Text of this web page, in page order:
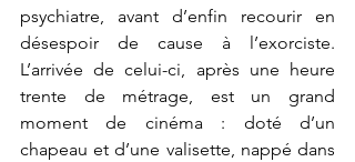
psychiatre, avant d’enfin recourir en
désespoir de cause à l’exorciste.
L’arrivée de celui-ci, après une heure
trente de métrage, est un grand
moment de cinéma : doté d’un
chapeau et d’une valisette, nappé dans